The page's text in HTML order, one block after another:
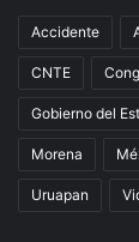
Accidente
CNTE
Gobierno del
Morena
Uruapan